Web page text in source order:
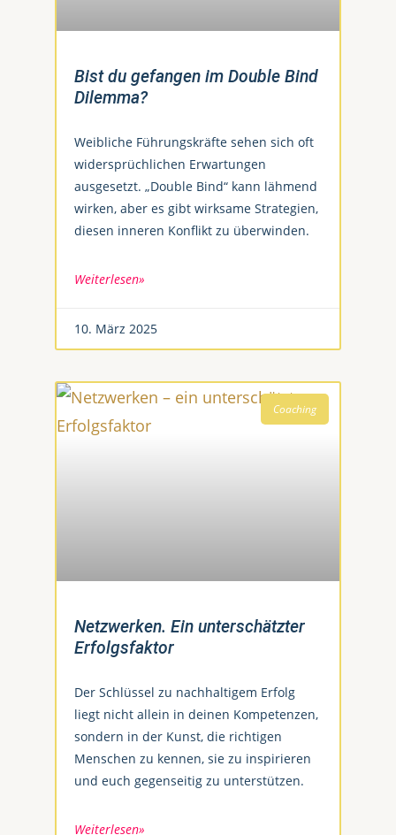
Bist du gefangen im Double Bind
Dilemma?
Weibliche Führungskräfte sehen sich oft
widersprüchlichen Erwartungen
ausgesetzt. „Double Bind“ kann lähmend
wirken, aber es gibt wirksame Strategien,
diesen inneren Konflikt zu überwinden.
Weiterlesen»
10. März 2025
Coaching
Netzwerken. Ein unterschätzter
Erfolgsfaktor
Der Schlüssel zu nachhaltigem Erfolg
liegt nicht allein in deinen Kompetenzen,
sondern in der Kunst, die richtigen
Menschen zu kennen, sie zu inspirieren
und euch gegenseitig zu unterstützen.
Weiterlesen»